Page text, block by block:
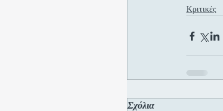
Κριτικές
Σχόλια